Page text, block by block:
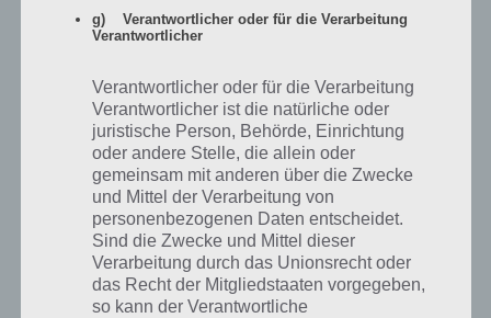
Abschließend wollen wir euch noch die Storyline zu Simpsons
in mehrere Teile. Entsprechend haben wir die Storyline auch danach
gegliedert. Diese ist bei weitem noch nicht vollständig und wird im
Laufe des Tages ergänzt.
Nachdem ihr das Event heruntergeladen habt, startet das Ganze mit
der Storyline Der Prinz und der Barbarenknabe.
Der Prinz und der Barbarenknabe – Einstieg
ins Event von Simpsons Springfield
g) Verantwortlicher oder für die Verarbeitung
Verantwortlicher
Verantwortlicher oder für die Verarbeitung
Verantwortlicher ist die natürliche oder
juristische Person, Behörde, Einrichtung
oder andere Stelle, die allein oder
gemeinsam mit anderen über die Zwecke
und Mittel der Verarbeitung von
personenbezogenen Daten entscheidet.
Sind die Zwecke und Mittel dieser
Verarbeitung durch das Unionsrecht oder
das Recht der Mitgliedstaaten vorgegeben,
so kann der Verantwortliche